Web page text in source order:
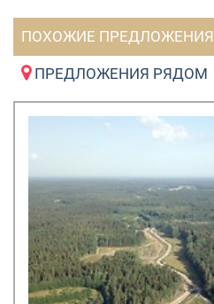
ПОХОЖИЕ ПРЕДЛОЖЕНИЯ
ПРЕДЛОЖЕНИЯ РЯДОМ